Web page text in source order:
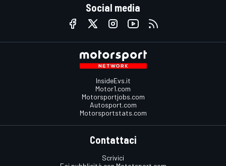
Social media
InsideEvs.it
Motor1.com
Motorsportjobs.com
Autosport.com
Motorsportstats.com
Contattaci
Scrivici